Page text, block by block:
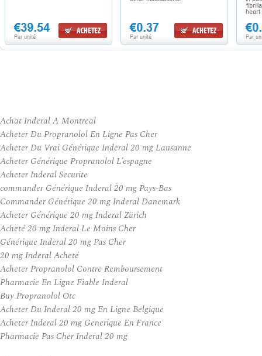
Achat Inderal A Montreal
Acheter Du Propranolol En Ligne Pas Cher
Acheter Du Vrai Générique Inderal 20 mg Lausanne
Acheter Générique Propranolol L’espagne
Acheter Inderal Securite
commander Générique Inderal 20 mg Pays-Bas
Commander Générique 20 mg Inderal Danemark
Acheter Générique 20 mg Inderal Zürich
Acheté 20 mg Inderal Le Moins Cher
Générique Inderal 20 mg Pas Cher
20 mg Inderal Acheté
Acheter Propranolol Contre Remboursement
Pharmacie En Ligne Fiable Inderal
Buy Propranolol Otc
Acheter Du Inderal 20 mg En Ligne Belgique
Acheter Inderal 20 mg Generique En France
Pharmacie Pas Cher Inderal 20 mg